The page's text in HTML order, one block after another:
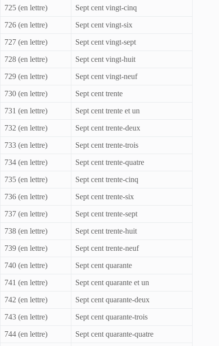
725 (en lettre) Sept cent vingt-cinq
726 (en lettre) Sept cent vingt-six
727 (en lettre) Sept cent vingt-sept
728 (en lettre) Sept cent vingt-huit
729 (en lettre) Sept cent vingt-neuf
730 (en lettre) Sept cent trente
731 (en lettre) Sept cent trente et un
732 (en lettre) Sept cent trente-deux
733 (en lettre) Sept cent trente-trois
734 (en lettre) Sept cent trente-quatre
735 (en lettre) Sept cent trente-cinq
736 (en lettre) Sept cent trente-six
737 (en lettre) Sept cent trente-sept
738 (en lettre) Sept cent trente-huit
739 (en lettre) Sept cent trente-neuf
740 (en lettre) Sept cent quarante
741 (en lettre) Sept cent quarante et un
742 (en lettre) Sept cent quarante-deux
743 (en lettre) Sept cent quarante-trois
744 (en lettre) Sept cent quarante-quatre